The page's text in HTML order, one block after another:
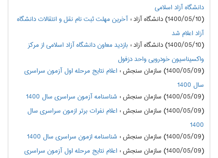
دانشگاه آزاد اسلامی
(1400/05/10) دانشگاه آزاد
:آخرین مهلت ثبت نام نقل و انتقالات دانشگاه
آزاد اعلام شد
(1400/05/10) دانشگاه آزاد
:بازدید معاون دانشگاه آزاد اسلامی از مرکز
واکسیناسیون خودرویی واحد دزفول
(1400/05/09) سازمان سنجش
:اعلام نتايج مرحله اول آزمون سراسري
سال 1400
(1400/05/09) سازمان سنجش
: شناسنامه آزمون سراسری سال 1400
(1400/05/09) سازمان سنجش
:اعلام نفرات برتر ازمون سراسري سال
1400
(1400/05/09) سازمان سنجش
: شناسنامه ازمون سراسري سال 1400
(1400/05/09) سازمان سنجش
:اعلام نتايج مرحله اول آزمون سراسري